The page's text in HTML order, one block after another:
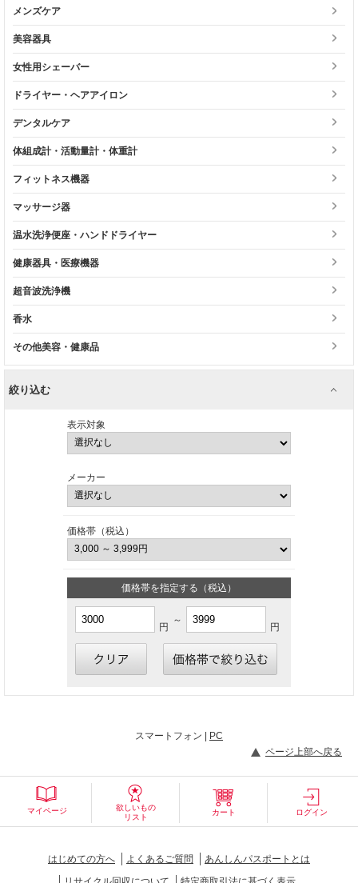
メンズケア
美容器具
女性用シェーバー
ドライヤー・ヘアアイロン
デンタルケア
体組成計・活動量計・体重計
フィットネス機器
マッサージ器
温水洗浄便座・ハンドドライヤー
健康器具・医療機器
超音波洗浄機
香水
その他美容・健康品
絞り込む
表示対象
メーカー
価格帯（税込）
価格帯を指定する（税込）
円
～
円
スマートフォン | PC
ページ上部へ戻る
マイページ
欲しいもの
リスト
カート ログイン
はじめての方へ よくあるご質問
あんしんパスポートとは